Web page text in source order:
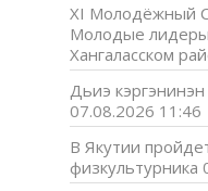
XI Молодёжный
Молодые лидеры
Хангаласском
Дьиэ
07.08.2026 11:46
В Якутии
физкультурника